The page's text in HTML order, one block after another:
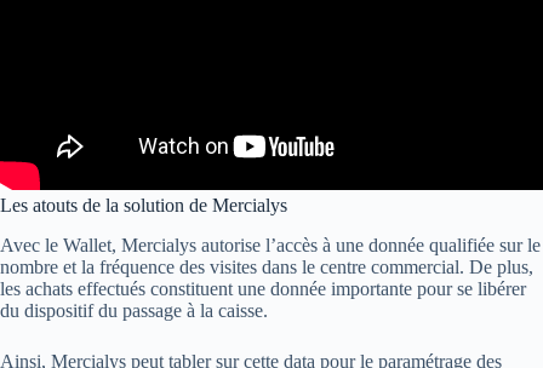
Les atouts de la solution de Mercialys
Avec le Wallet, Mercialys autorise l’accès à une donnée qualifiée sur le
nombre et la fréquence des visites dans le centre commercial. De plus,
les achats effectués constituent une donnée importante pour se libérer
du dispositif du passage à la caisse.
Ainsi, Mercialys peut tabler sur cette data pour le paramétrage des